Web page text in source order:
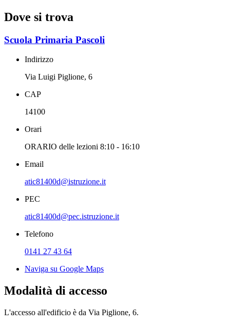
Dove si trova
Scuola Primaria Pascoli
Indirizzo
Via Luigi Piglione, 6
CAP
14100
Orari
ORARIO delle lezioni 8:10 - 16:10
Email
atic81400d@istruzione.it
PEC
atic81400d@pec.istruzione.it
Telefono
0141 27 43 64
Naviga su Google Maps
Modalità di accesso
L'accesso all'edificio è da Via Piglione, 6.